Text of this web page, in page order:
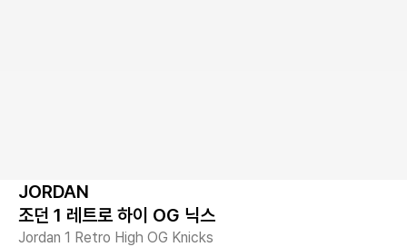
JORDAN
조던 1 레트로 하이 OG 닉스
Jordan 1 Retro High OG Knicks